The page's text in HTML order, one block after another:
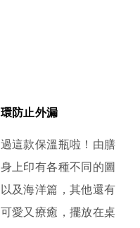
防止外漏
這款保溫瓶啦！由膳
上印有各種不同的圖
及海洋篇，其他還有
愛又療癒，擺放在桌